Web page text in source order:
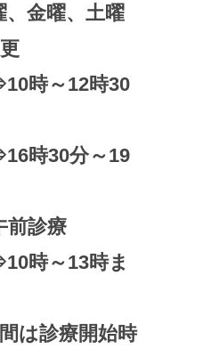
金曜、土曜
時～12時30
時30分～19
診療
13時ま
は診療開始時